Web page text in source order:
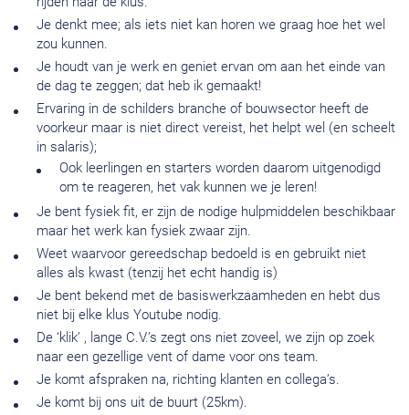
Je denkt mee; als iets niet kan horen we graag hoe het wel
zou kunnen.
Je houdt van je werk en geniet ervan om aan het einde van
de dag te zeggen; dat heb ik gemaakt!
Ervaring in de schilders branche of bouwsector heeft de
voorkeur maar is niet direct vereist, het helpt wel (en scheelt
in salaris);
Ook leerlingen en starters worden daarom uitgenodigd
om te reageren, het vak kunnen we je leren!
Je bent fysiek fit, er zijn de nodige hulpmiddelen beschikbaar
maar het werk kan fysiek zwaar zijn.
Weet waarvoor gereedschap bedoeld is en gebruikt niet
alles als kwast (tenzij het echt handig is)
Je bent bekend met de basiswerkzaamheden en hebt dus
niet bij elke klus Youtube nodig.
De ‘klik’ , lange C.V.’s zegt ons niet zoveel, we zijn op zoek
naar een gezellige vent of dame voor ons team.
Je komt afspraken na, richting klanten en collega’s.
Je komt bij ons uit de buurt (25km).